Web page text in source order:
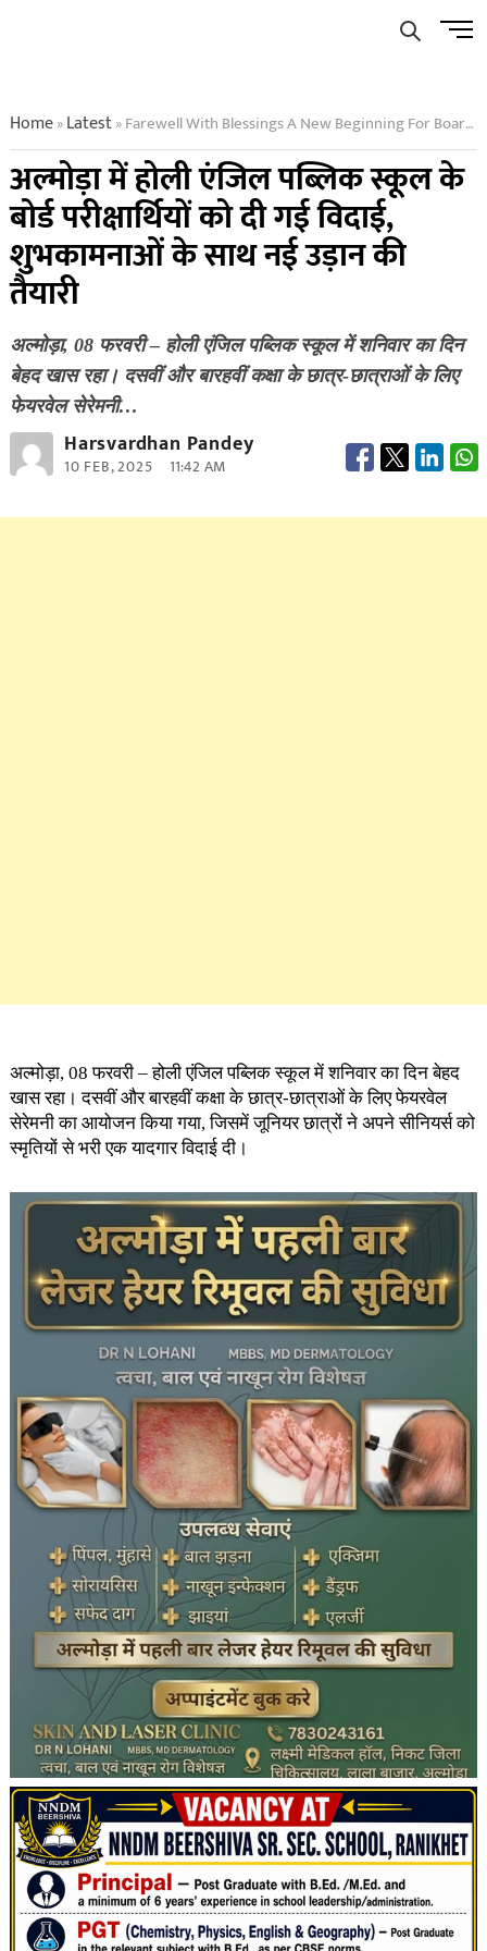
Menu
Home»Latest»Farewell With Blessings A New Beginning For Board Students At Holy Angel Public School
अल्मोड़ा में होली एंजिल पब्लिक स्कूल के
बोर्ड परीक्षार्थियों को दी गई विदाई,
शुभकामनाओं के साथ नई उड़ान की
तैयारी
अल्मोड़ा, 08 फरवरी – होली एंजिल पब्लिक स्कूल में शनिवार का दिन
बेहद खास रहा। दसवीं और बारहवीं कक्षा के छात्र-छात्राओं के लिए
फेयरवेल सेरेमनी…
Harsvardhan Pandey
10 FEB, 2025 11:42 AM
अल्मोड़ा, 08 फरवरी – होली एंजिल पब्लिक स्कूल में शनिवार का दिन बेहद
खास रहा। दसवीं और बारहवीं कक्षा के छात्र-छात्राओं के लिए फेयरवेल
सेरेमनी का आयोजन किया गया, जिसमें जूनियर छात्रों ने अपने सीनियर्स को
स्मृतियों से भरी एक यादगार विदाई दी।